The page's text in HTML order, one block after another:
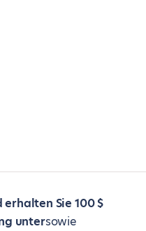
erhalten Sie 100 $
untersowie